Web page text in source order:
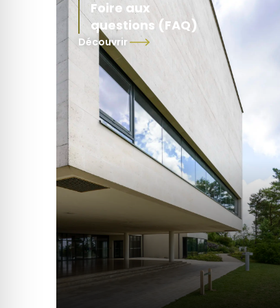
Foire aux
questions (FAQ)
Retrouvez ici les réponses aux
questions les plus fréquentes pour
préparer votre visite au Mémorial
Charles de Gaulle. Horaires, tarifs,
accessibilité, services sur place,
conseils pour venir ou profiter
pleinement de votre expérience :
toutes les informations utiles sont
rassemblées pour vous aider à
organiser votre visite en toute
simplicité.
Découvrir